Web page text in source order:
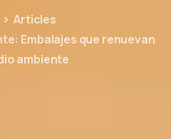
Articles
Embalajes que renuevan
ambiente